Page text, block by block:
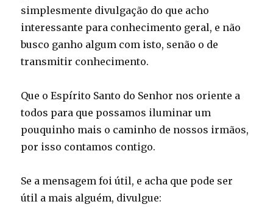
simplesmente divulgação do que acho
interessante para conhecimento geral, e não
busco ganho algum com isto, senão o de
transmitir conhecimento.
Que o Espírito Santo do Senhor nos oriente a
todos para que possamos iluminar um
pouquinho mais o caminho de nossos irmãos,
por isso contamos contigo.
Se a mensagem foi útil, e acha que pode ser
útil a mais alguém, divulgue: